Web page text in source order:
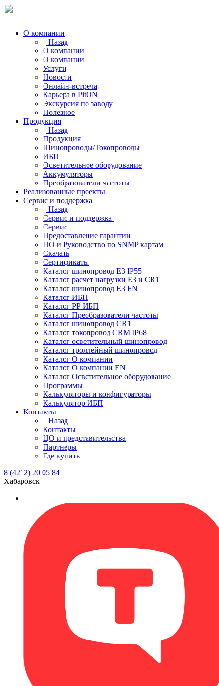
О компании
Назад
О компании
О компании
Услуги
Новости
Онлайн-встреча
Карьера в PitON
Экскурсия по заводу
Полезное
Продукция
Назад
Продукция
Шинопроводы/Токопроводы
ИБП
Осветительное оборудование
Аккумуляторы
Преобразователи частоты
Реализованные проекты
Сервис и поддержка
Назад
Сервис и поддержка
Сервис
Предоставление гарантии
ПО и Руководство по SNMP картам
Скачать
Сертификаты
Каталог шинопровод E3 IP55
Каталог расчет нагрузки Е3 и CR1
Каталог шинопровод E3 EN
Каталог ИБП
Каталог РР ИБП
Каталог Преобразователи частоты
Каталог шинопровод CR1
Каталог токопровод CRM IP68
Каталог осветительный шинопровод
Каталог троллейный шинопровод
Каталог О компании
Каталог О компании EN
Каталог Осветительное оборудование
Программы
Калькуляторы и конфигураторы
Калькулятор ИБП
Контакты
Назад
Контакты
ЦО и представительства
Партнеры
Где купить
8 (4212) 20 05 84
Хабаровск